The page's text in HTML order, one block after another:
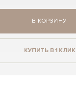
В КОРЗИНУ
КУПИТЬ В 1 КЛИК